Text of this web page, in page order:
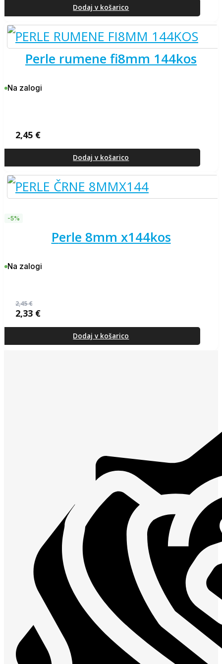
3,54 €.
Dodaj v košarico
perle rumene fi8mm 144kos
Na zalogi
2,45 €
Dodaj v košarico
-5%
perle 8mm x144kos
Na zalogi
2,45€
cena
2,45 €.
2,33 €
cena
Dodaj v košarico